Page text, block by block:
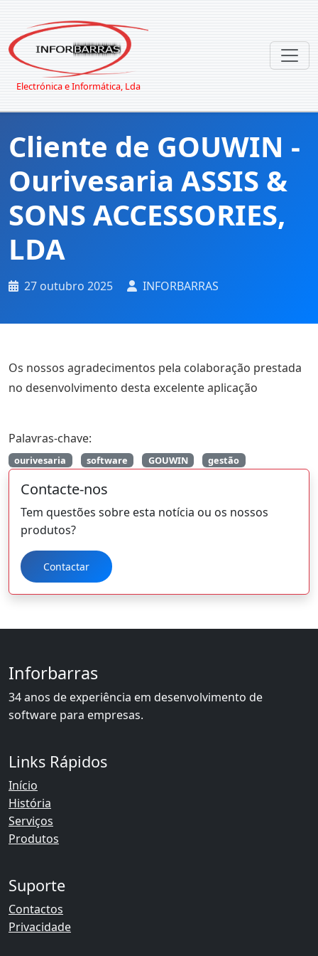
Electrónica e Informática, Lda
Cliente de GOUWIN -
Ourivesaria ASSIS &
SONS ACCESSORIES,
LDA
27 outubro 2025 INFORBARRAS
Os nossos agradecimentos pela colaboração prestada
no desenvolvimento desta excelente aplicação
Palavras-chave:
ourivesaria software GOUWIN gestão
Contacte-nos
Tem questões sobre esta notícia ou os nossos
produtos?
Contactar
Inforbarras
34 anos de experiência em desenvolvimento de
software para empresas.
Links Rápidos
Início
História
Serviços
Produtos
Suporte
Contactos
Privacidade